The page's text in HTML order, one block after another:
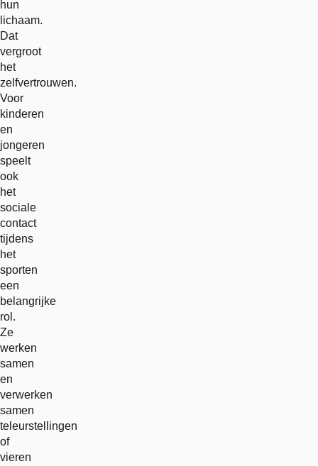
hun
lichaam.
Dat
vergroot
het
zelfvertrouwen.
Voor
kinderen
en
jongeren
speelt
ook
het
sociale
contact
tijdens
het
sporten
een
belangrijke
rol.
Ze
werken
samen
en
verwerken
samen
teleurstellingen
of
vieren